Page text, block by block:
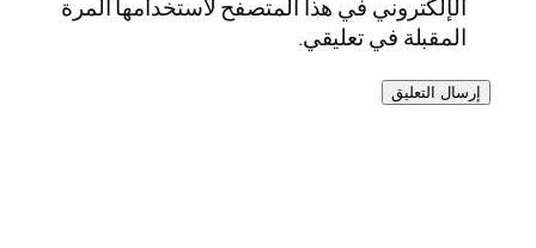
الإلكتروني في هذا المتصفح لاستخدامها المرة
المقبلة في تعليقي.